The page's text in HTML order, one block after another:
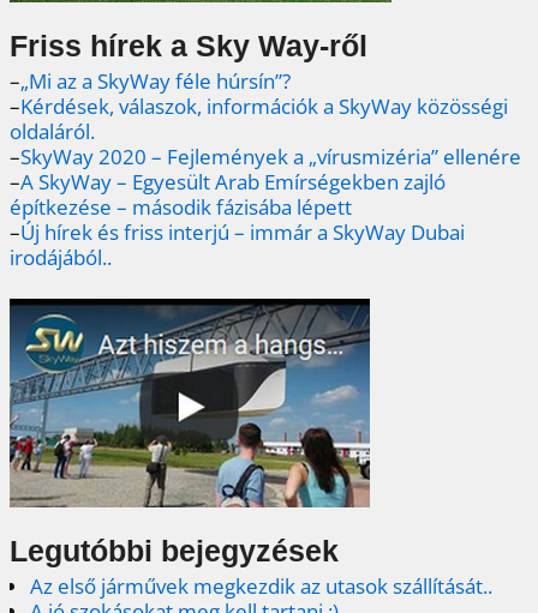
Friss hírek a Sky Way-ről
–„Mi az a SkyWay féle húrsín”?
–Kérdések, válaszok, információk a SkyWay közösségi
oldaláról.
–SkyWay 2020 – Fejlemények a „vírusmizéria” ellenére
–A SkyWay – Egyesült Arab Emírségekben zajló
építkezése – második fázisába lépett
–Új hírek és friss interjú – immár a SkyWay Dubai
irodájából..
Legutóbbi bejegyzések
Az első járművek megkezdik az utasok szállítását..